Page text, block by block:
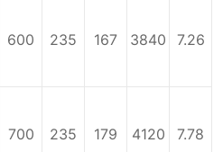
600 235 167 3840 7.26
700 235 179 4120 7.78